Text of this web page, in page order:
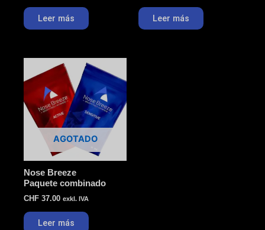
Leer más Leer más
AGOTADO
Nose Breeze
Paquete combinado
CHF 37.00 exkl. IVA
Leer más